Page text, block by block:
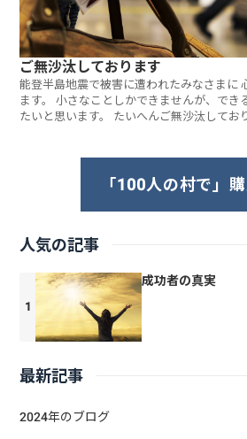
ご無沙汰しております
能登半島地震で被害に遭われたみなさまに
ます。 小さなことしかできませんが、でき
たいと思います。 たいへんご無沙汰してお
「100人の村で」
人気の記事
成功者の真実
最新記事
2024年のブログ